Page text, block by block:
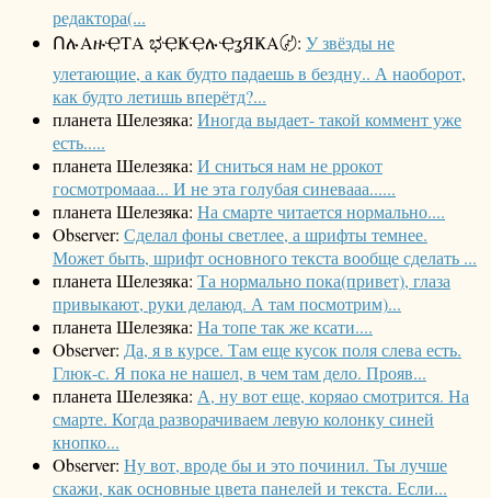
редактора(...
ՈሉΑዙҾΤΑ ಭҾҜҾሉҾʓЯҜΑ〄: У звёзды не
улетающие, а как будто падаешь в бездну.. А наоборот,
как будто летишь вперётд?...
планета Шелезяка: Иногда выдает- такой коммент уже
есть.....
планета Шелезяка: И сниться нам не ррокот
госмотромааа... И не эта голубая синевааа......
планета Шелезяка: На смарте читается нормально....
Observer: Сделал фоны светлее, а шрифты темнее.
Может быть, шрифт основного текста вообще сделать ...
планета Шелезяка: Та нормально пока(привет), глаза
привыкают, руки делаюд. А там посмотрим)...
планета Шелезяка: На топе так же ксати....
Observer: Да, я в курсе. Там еще кусок поля слева есть.
Глюк-с. Я пока не нашел, в чем там дело. Прояв...
планета Шелезяка: А, ну вот еще, коряао смотрится. На
смарте. Когда разворачиваем левую колонку синей
кнопко...
Observer: Ну вот, вроде бы и это починил. Ты лучше
скажи, как основные цвета панелей и текста. Если...